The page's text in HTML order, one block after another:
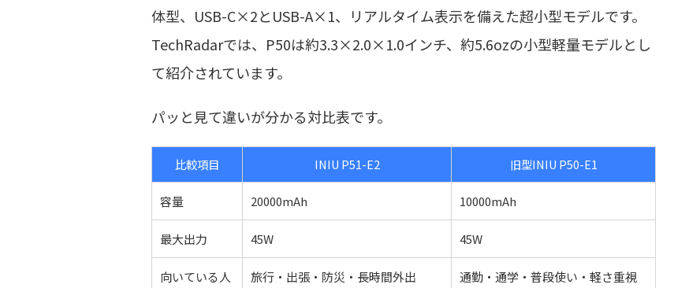
体型、USB-C×2とUSB-A×1、リアルタイム表示を備えた超小型モデルです。
TechRadarでは、P50は約3.3×2.0×1.0インチ、約5.6ozの小型軽量モデルとし
て紹介されています。
パッと見て違いが分かる対比表です。
比較項目 INIU P51-E2 旧型INIU P50-E1
容量 20000mAh 10000mAh
最大出力 45W 45W
向いている人 旅行・出張・防災・長時間外出 通勤・通学・普段使い・軽さ重視